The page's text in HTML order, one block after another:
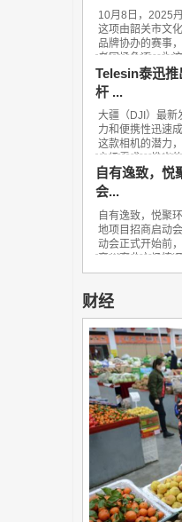
10月8日，2025
这项由韶关市文
品牌协办的赛事
者同场角逐，为
Telesin泰迅
杆 ...
大疆（DJI）最新
力和便携性迅速
这款相机的潜力
市场需求，推出
自有逸致，悦
会...
自有逸致，悦聚
地项目招商启动
动会正式开始前
惠州商业市场情
财经